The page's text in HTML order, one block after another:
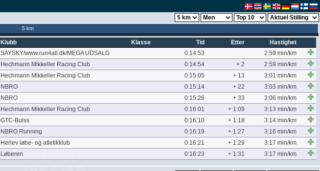
5 km
Klubb Klasse Tid Etter
Hastighet
SAYSKY/www.run4all.dk/MEGA UDSALG 0:14:53
2:59 min/km
Hechmann Mikkeller Racing Club 0:14:54 + 2
2:59 min/km
Hechmann Mikkeller Racing Club 0:15:05 + 13
3:01 min/km
NBRO 0:15:14 + 22
3:03 min/km
NBRO 0:15:26 + 33
3:06 min/km
Hechmann Mikkeller Racing Club 0:16:01 + 1:09
3:13 min/km
GTC-Bulss 0:16:10 + 1:18
3:14 min/km
NBRO Running 0:16:19 + 1:27
3:16 min/km
Herlev løbe- og atletikklub 0:16:21 + 1:29
3:17 min/km
Løberen 0:16:23 + 1:31 3:17 min/km